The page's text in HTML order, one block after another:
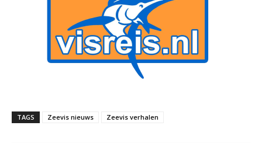
TAGS Zeevis nieuws Zeevis verhalen